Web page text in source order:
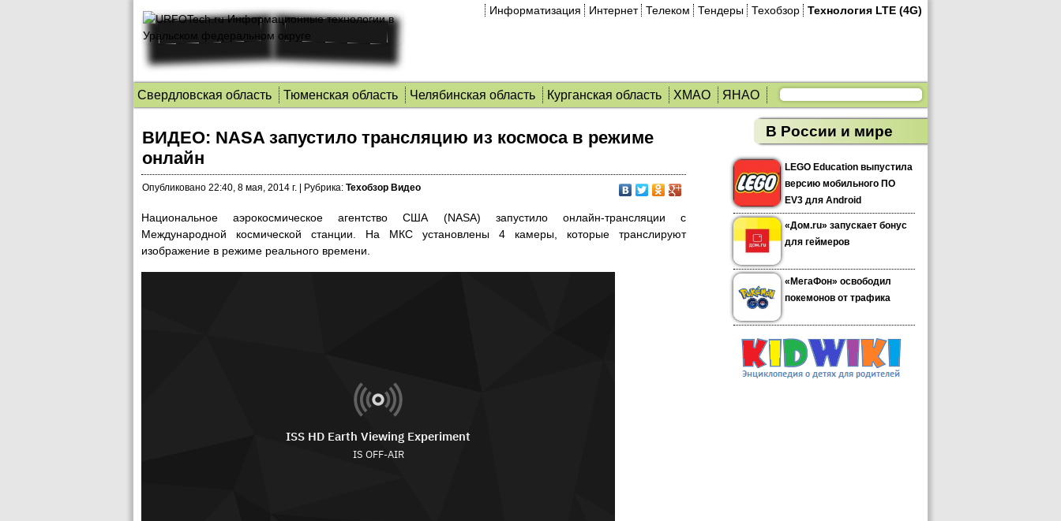
Информатизация Интернет Телеком Тендеры Техобзор Технология LTE (4G)
Свердловская область Тюменская область Челябинская область Курганская область ХМАО ЯНАО
ВИДЕО: NASA запустило трансляцию из космоса в режиме
онлайн
Опубликовано 22:40, 8 мая, 2014 г. Рубрика: Техобзор Видео
Национальное аэрокосмическое агентство США (NASA) запустило онлайн-трансляции с
Международной космической станции. На МКС установлены 4 камеры, которые транслируют
изображение в режиме реального времени.
В России и мире
LEGO Education выпустила
версию мобильного ПО
EV3 для Android
«Дом.ru» запускает бонус
для геймеров
«МегаФон» освободил
покемонов от трафика